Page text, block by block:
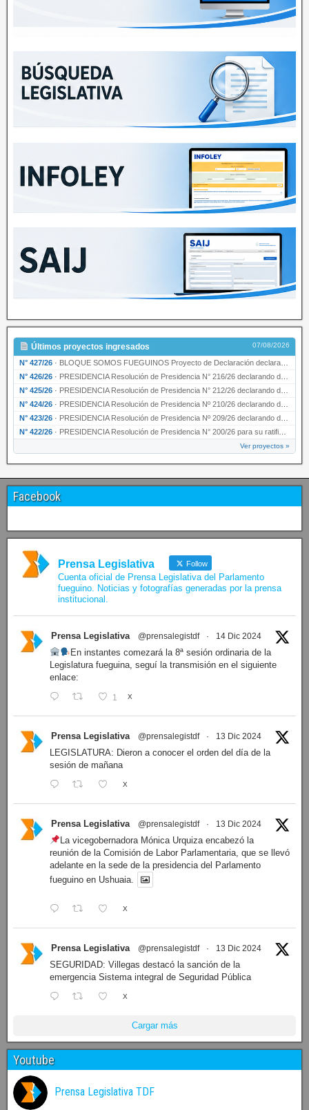
Últimos proyectos ingresados 07/08/2026
N° 427/26 · BLOQUE SOMOS FUEGUINOS Proyecto de Declaración declarando de interés provincial PRESIDENCI…
N° 426/26 · PRESIDENCIA Resolución de Presidencia N° 216/26 declarando de interés provincial la labor …
N° 425/26 · PRESIDENCIA Resolución de Presidencia N° 212/26 declarando de interés provincial el “50° A…
N° 424/26 · PRESIDENCIA Resolución de Presidencia Nº 210/26 declarando de interés provincial el proyec…
N° 423/26 · PRESIDENCIA Resolución de Presidencia Nº 209/26 declarando de interés provincial la presen…
N° 422/26 · PRESIDENCIA Resolución de Presidencia N° 200/26 para su ratificación.
Ver proyectos »
Facebook
Prensa Legislativa Follow
Cuenta oficial de Prensa Legislativa del Parlamento
fueguino. Noticias y fotografías generadas por la prensa
institucional.
Prensa Legislativa @prensalegistdf · 14 Dic 2024
En instantes comezará la 8ª sesión ordinaria de la
Legislatura fueguina, seguí la transmisión en el siguiente
enlace:
1 X
Prensa Legislativa @prensalegistdf · 13 Dic 2024
LEGISLATURA: Dieron a conocer el orden del día de la
sesión de mañana
X
Prensa Legislativa @prensalegistdf · 13 Dic 2024
La vicegobernadora Mónica Urquiza encabezó la
reunión de la Comisión de Labor Parlamentaria, que se llevó
adelante en la sede de la presidencia del Parlamento
fueguino en Ushuaia.
X
Prensa Legislativa @prensalegistdf · 13 Dic 2024
SEGURIDAD: Villegas destacó la sanción de la
emergencia Sistema integral de Seguridad Pública
X
Cargar más
Youtube
Prensa Legislativa TDF